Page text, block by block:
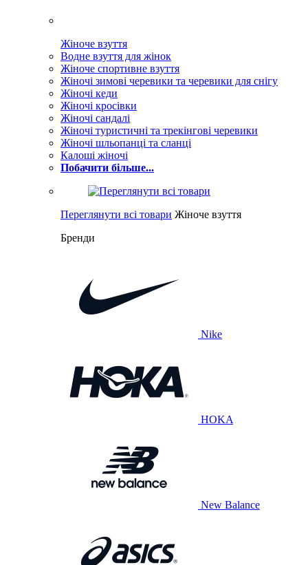
Жіноче взуття
Водне взуття для жінок
Жіноче спортивне взуття
Жіночі зимові черевики та черевики для снігу
Жіночі кеди
Жіночі кросівки
Жіночі сандалі
Жіночі туристичні та трекінгові черевики
Жіночі шльопанці та сланці
Калоші жіночі
Побачити більше...
Переглянути всі товари Жіноче взуття
Бренди
Nike
HOKA
New Balance